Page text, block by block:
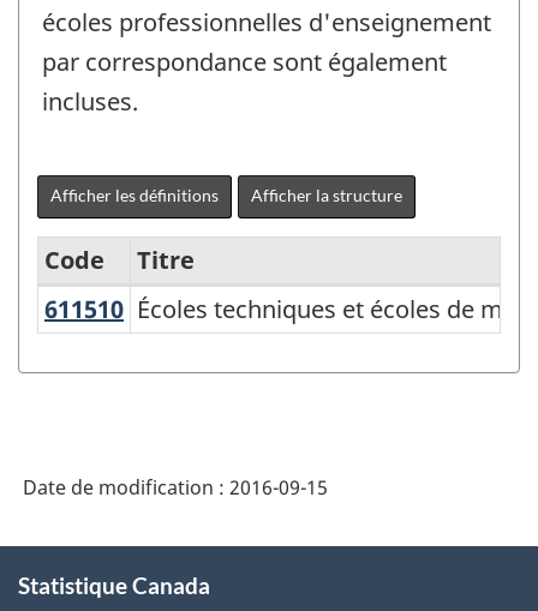
écoles professionnelles d'enseignement
par correspondance sont également
incluses.
Afficher les définitions Afficher la structure
Variante
de
l'enquête
Code
Titre
611510 Écoles techniques et écoles de
Écoles techniques et écoles de
Date de modification : 2016-09-15
propos
Statistique Canada